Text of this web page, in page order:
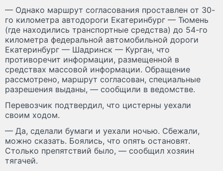
— Однако маршрут согласования проставлен от 30-
го километра автодороги Екатеринбург — Тюмень
(где находились транспортные средства) до 54-го
километра федеральной автомобильной дороги
Екатеринбург — Шадринск — Курган, что
противоречит информации, размещенной в
средствах массовой информации. Обращение
рассмотрено, маршрут согласован, специальные
разрешения выданы, — сообщили в ведомстве.
Перевозчик подтвердил, что цистерны уехали
своим ходом.
— Да, сделали бумаги и уехали ночью. Сбежали,
можно сказать. Боялись, что опять остановят.
Столько препятствий было, — сообщил хозяин
тягачей.